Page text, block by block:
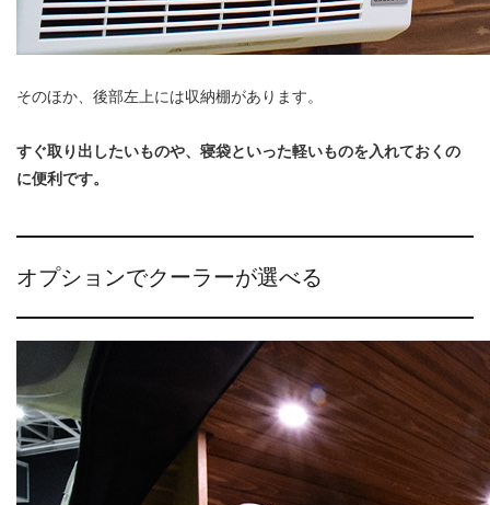
そのほか、後部左上には収納棚があります。
すぐ取り出したいものや、寝袋といった軽いものを入れておくの
に便利です。
オプションでクーラーが選べる